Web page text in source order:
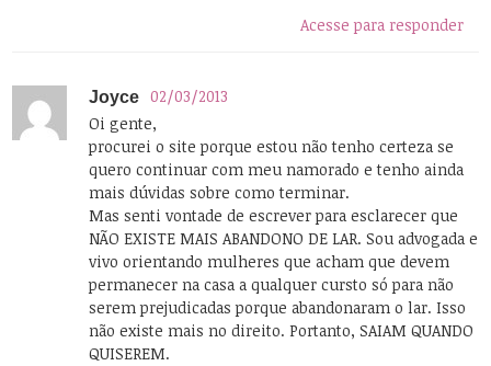
Acesse para responder
Joyce
02/03/2013
Oi gente,
procurei o site porque estou não tenho certeza se
quero continuar com meu namorado e tenho ainda
mais dúvidas sobre como terminar.
Mas senti vontade de escrever para esclarecer que
NÃO EXISTE MAIS ABANDONO DE LAR. Sou advogada e
vivo orientando mulheres que acham que devem
permanecer na casa a qualquer cursto só para não
serem prejudicadas porque abandonaram o lar. Isso
não existe mais no direito. Portanto, SAIAM QUANDO
QUISEREM.